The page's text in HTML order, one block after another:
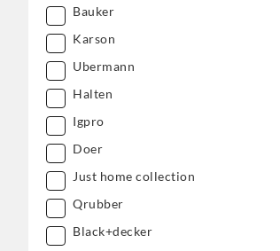
Bauker
Karson
Ubermann
Halten
Igpro
Doer
Just home collection
Qrubber
Black+decker